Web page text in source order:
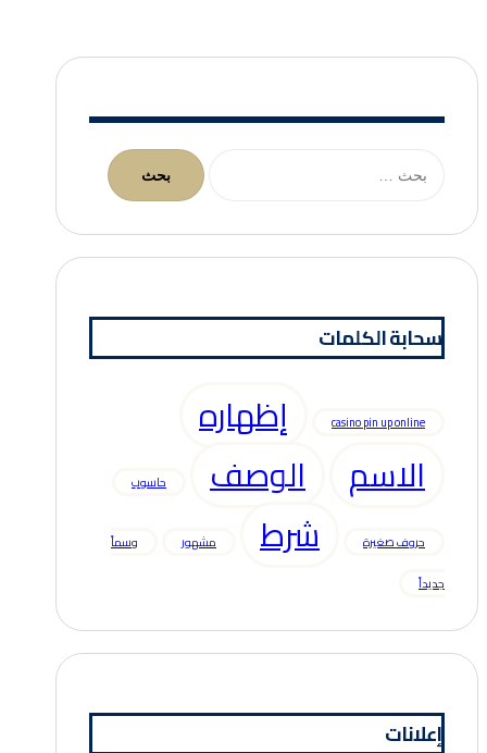
سحابة الكلمات
casino pin up online
إظهاره
الاسم
الوصف حاسوب
حروف صغيرة شرط مشهور
وسماً
جديداً
إعلانات